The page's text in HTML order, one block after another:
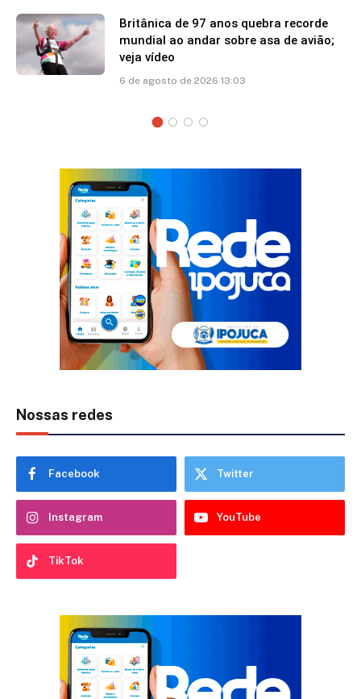
Britânica de 97 anos quebra recorde
mundial ao andar sobre asa de avião;
veja vídeo
6 de agosto de 2026 13:03
Nossas redes
Facebook Twitter
Instagram YouTube
TikTok